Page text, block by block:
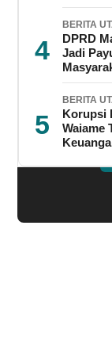
4
BERITA
DPRD
Jadi
5
BERITA
Korupsi
Waiame